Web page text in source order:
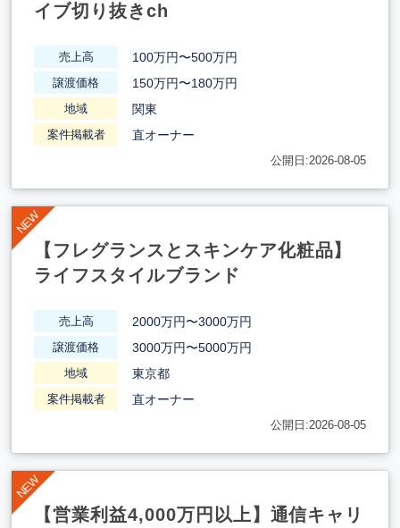
イブ切り抜きch
売上高 100万円〜500万円
譲渡価格 150万円〜180万円
地域 関東
案件掲載者 直オーナー
公開日:2026-08-05
【フレグランスとスキンケア化粧品】
ライフスタイルブランド
売上高 2000万円〜3000万円
譲渡価格 3000万円〜5000万円
地域 東京都
案件掲載者 直オーナー
公開日:2026-08-05
【営業利益4,000万円以上】通信キャリ